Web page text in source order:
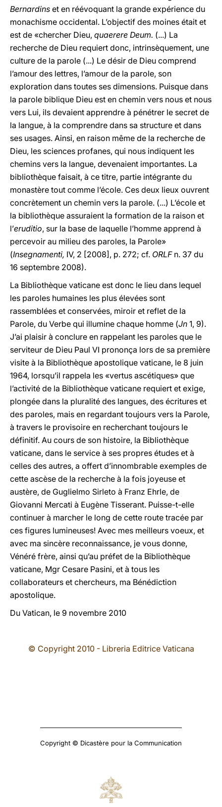
Bernardins et en réévoquant la grande expérience du
monachisme occidental. L’objectif des moines était et
est de «chercher Dieu, quaerere Deum. (...) La
recherche de Dieu requiert donc, intrinsèquement, une
culture de la parole (...) Le désir de Dieu comprend
l’amour des lettres, l’amour de la parole, son
exploration dans toutes ses dimensions. Puisque dans
la parole biblique Dieu est en chemin vers nous et nous
vers Lui, ils devaient apprendre à pénétrer le secret de
la langue, à la comprendre dans sa structure et dans
ses usages. Ainsi, en raison même de la recherche de
Dieu, les sciences profanes, qui nous indiquent les
chemins vers la langue, devenaient importantes. La
bibliothèque faisait, à ce titre, partie intégrante du
monastère tout comme l’école. Ces deux lieux ouvrent
concrètement un chemin vers la parole. (...) L’école et
la bibliothèque assuraient la formation de la raison et
l’eruditio, sur la base de laquelle l’homme apprend à
percevoir au milieu des paroles, la Parole»
(Insegnamenti, IV, 2 [2008], p. 272; cf. ORLF n. 37 du
16 septembre 2008).
La Bibliothèque vaticane est donc le lieu dans lequel
les paroles humaines les plus élevées sont
rassemblées et conservées, miroir et reflet de la
Parole, du Verbe qui illumine chaque homme (Jn 1, 9).
J’ai plaisir à conclure en rappelant les paroles que le
serviteur de Dieu Paul VI prononça lors de sa première
visite à la Bibliothèque apostolique vaticane, le 8 juin
1964, lorsqu’il rappela les «vertus ascétiques» que
l’activité de la Bibliothèque vaticane requiert et exige,
plongée dans la pluralité des langues, des écritures et
des paroles, mais en regardant toujours vers la Parole,
à travers le provisoire en recherchant toujours le
définitif. Au cours de son histoire, la Bibliothèque
vaticane, dans le service à ses propres études et à
celles des autres, a offert d’innombrable exemples de
cette ascèse de la recherche à la fois joyeuse et
austère, de Guglielmo Sirleto à Franz Ehrle, de
Giovanni Mercati à Eugène Tisserant. Puisse-t-elle
continuer à marcher le long de cette route tracée par
ces figures lumineuses! Avec mes meilleurs voeux, et
avec ma sincère reconnaissance, je vous donne,
Vénéré frère, ainsi qu’au préfet de la Bibliothèque
vaticane, Mgr Cesare Pasini, et à tous les
collaborateurs et chercheurs, ma Bénédiction
apostolique.
Du Vatican, le 9 novembre 2010
© Copyright 2010 - Libreria Editrice Vaticana
Copyright © Dicastère pour la Communication